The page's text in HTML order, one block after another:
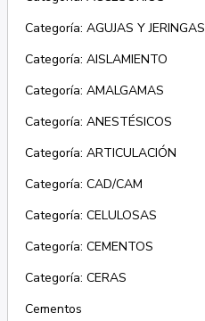
Categoría: AGUJAS Y JERINGAS
Categoría: AISLAMIENTO
Categoría: AMALGAMAS
Categoría: ANESTÉSICOS
Categoría: ARTICULACIÓN
Categoría: CAD/CAM
Categoría: CELULOSAS
Categoría: CEMENTOS
Categoría: CERAS
Cementos